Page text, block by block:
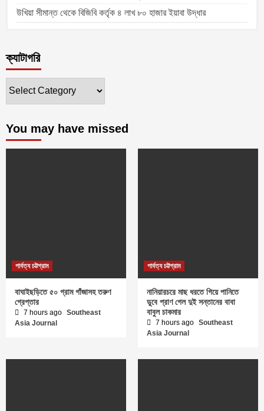
উখিয়া সীমান্ত থেকে বিজিবি কর্তৃক ৪ লাখ ৮০ হাজার ইয়াবা উদ্ধার
ক্যাটাগরি
You may have missed
পার্বত্য চট্টগ্রাম
বাঘাইছড়িতে ৫০ গ্রাম গাঁজাসহ তরুণ
গ্রেপ্তার
7 hours ago Southeast
Asia Journal
পার্বত্য চট্টগ্রাম
নানিয়ারচরে মাছ ধরতে গিয়ে পানিতে
ডুবে প্রাণ গেল দুই সন্তানের বাবা
বাবুল চাকমার
7 hours ago Southeast
Asia Journal